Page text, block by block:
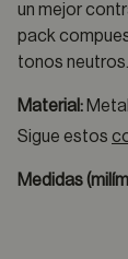
un mejor
pack
tonos neutros.
Material: Metal
Sigue estos
Medidas